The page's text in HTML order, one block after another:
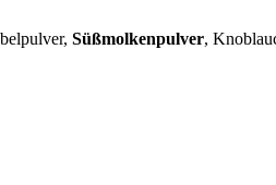
Süßmolkenpulver,